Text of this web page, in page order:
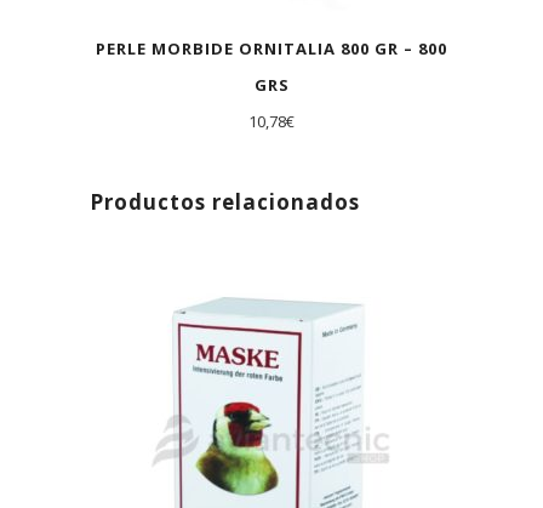
PERLE MORBIDE ORNITALIA 800 GR – 800
GRS
10,78€
Productos relacionados